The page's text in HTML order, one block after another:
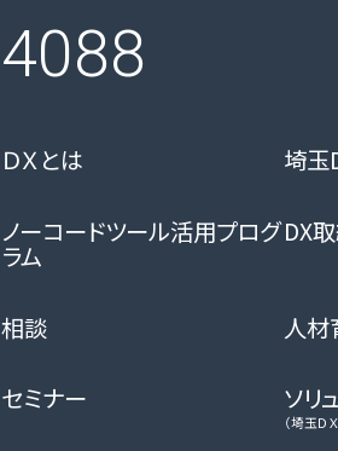
4088
ＤＸとは 埼玉
ノーコードツール活用プログ
ラム
DX
相談 人材
セミナー ソリ
（埼玉Ｄ